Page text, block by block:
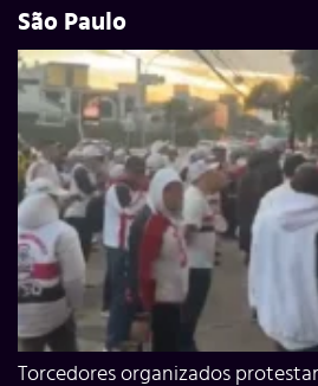
São Paulo
Torcedores organizados